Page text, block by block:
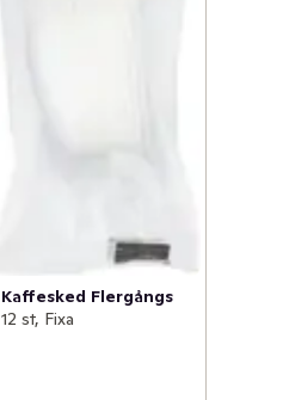
Kaffesked Flergångs
12 st, Fixa